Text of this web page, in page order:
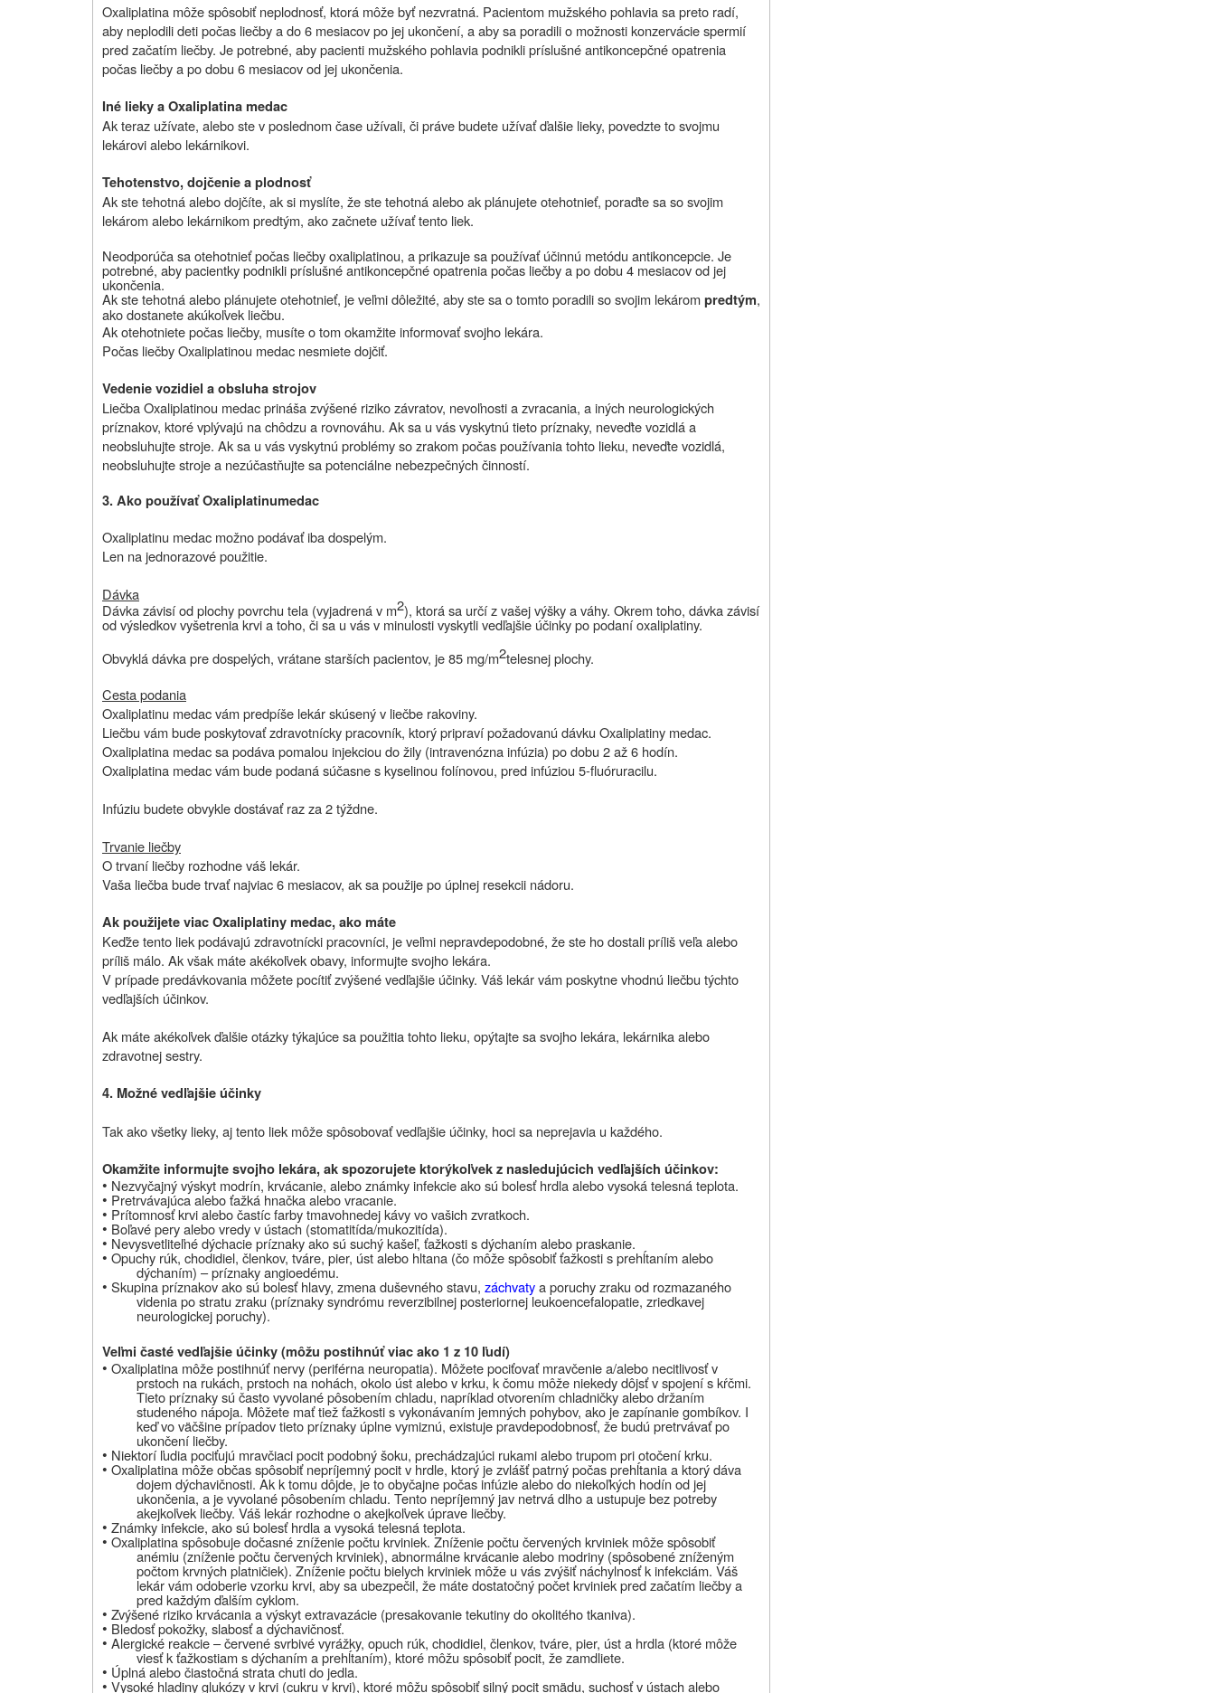
Oxaliplatina môže spôsobiť neplodnosť, ktorá môže byť nezvratná. Pacientom mužského pohlavia sa preto radí,
aby neplodili deti počas liečby a do 6 mesiacov po jej ukončení, a aby sa poradili o možnosti konzervácie spermií
pred začatím liečby. Je potrebné, aby pacienti mužského pohlavia podnikli príslušné antikoncepčné opatrenia
počas liečby a po dobu 6 mesiacov od jej ukončenia.
Iné lieky a Oxaliplatina medac
Ak teraz užívate, alebo ste v poslednom čase užívali, či práve budete užívať ďalšie lieky, povedzte to svojmu
lekárovi alebo lekárnikovi.
Tehotenstvo, dojčenie a plodnosť
Ak ste tehotná alebo dojčíte, ak si myslíte, že ste tehotná alebo ak plánujete otehotnieť, poraďte sa so svojim
lekárom alebo lekárnikom predtým, ako začnete užívať tento liek.
Neodporúča sa otehotnieť počas liečby oxaliplatinou, a prikazuje sa používať účinnú metódu antikoncepcie. Je
potrebné, aby pacientky podnikli príslušné antikoncepčné opatrenia počas liečby apo dobu 4 mesiacov od jej
ukončenia.
Ak ste tehotná alebo plánujete otehotnieť, je veľmi dôležité, aby ste sa o tomto poradili so svojim lekárompredtým,
ako dostanete akúkoľvek liečbu.
Ak otehotniete počas liečby, musíte o tom okamžite informovať svojho lekára.
Počas liečby Oxaliplatinou medac nesmiete dojčiť.
Vedenie vozidiel a obsluha strojov
Liečba Oxaliplatinou medac prináša zvýšené riziko závratov, nevoľnosti a zvracania, a iných neurologických
príznakov, ktoré vplývajú na chôdzu a rovnováhu. Ak sa u vás vyskytnú tieto príznaky, neveďte vozidlá a
neobsluhujte stroje. Ak sa u vás vyskytnú problémy so zrakom počas používania tohto lieku, neveďte vozidlá,
neobsluhujte stroje a nezúčastňujte sa potenciálne nebezpečných činností.
3.Ako používať Oxaliplatinumedac
Oxaliplatinu medac možno podávať iba dospelým.
Len na jednorazové použitie.
Dávka
Dávka závisí od plochy povrchu tela (vyjadrená v m2), ktorá sa určí z vašej výšky a váhy. Okrem toho, dávka závisí
od výsledkov vyšetrenia krvi a toho, či sa u vás v minulosti vyskytli vedľajšie účinky po podaní oxaliplatiny.
Obvyklá dávka pre dospelých, vrátane starších pacientov, je 85 mg/m2telesnej plochy.
Cesta podania
Oxaliplatinu medac vám predpíše lekár skúsený v liečbe rakoviny.
Liečbu vám bude poskytovať zdravotnícky pracovník, ktorý pripraví požadovanú dávku Oxaliplatiny medac.
Oxaliplatina medac sa podáva pomalou injekciou do žily (intravenózna infúzia) po dobu 2 až 6 hodín.
Oxaliplatina medac vám bude podaná súčasne s kyselinou folínovou, pred infúziou 5-fluóruracilu.
Infúziu budete obvykle dostávať raz za 2 týždne.
Trvanie liečby
O trvaní liečby rozhodne váš lekár.
Vaša liečba bude trvať najviac 6 mesiacov, ak sa použije po úplnej resekcii nádoru.
Ak použijete viac Oxaliplatiny medac, ako máte
Keďže tento liek podávajú zdravotnícki pracovníci, je veľmi nepravdepodobné, že ste ho dostali príliš veľa alebo
príliš málo. Ak však máte akékoľvek obavy, informujte svojho lekára.
V prípade predávkovania môžete pocítiť zvýšené vedľajšie účinky. Váš lekár vám poskytne vhodnú liečbu týchto
vedľajších účinkov.
Ak máte akékoľvek ďalšie otázky týkajúce sa použitia tohto lieku, opýtajte sa svojho lekára, lekárnika alebo
zdravotnej sestry.
4. Možné vedľajšie účinky
Tak ako všetky lieky, aj tento liek môže spôsobovať vedľajšie účinky, hoci sa neprejavia u každého.
Okamžite informujte svojho lekára, ak spozorujete ktorýkoľvek z nasledujúcich vedľajších účinkov:
• Nezvyčajný výskyt modrín, krvácanie, alebo známky infekcie ako sú bolesť hrdla alebo vysoká telesná teplota.
• Pretrvávajúca alebo ťažká hnačka alebo vracanie.
• Prítomnosť krvi alebo častíc farby tmavohnedej kávy vo vašich zvratkoch.
• Boľavé pery alebo vredy v ústach (stomatitída/mukozitída).
• Nevysvetliteľné dýchacie príznaky ako sú suchý kašeľ, ťažkosti s dýchaním alebo praskanie.
• Opuchy rúk, chodidiel, členkov, tváre, pier, úst alebo hltana (čo môže spôsobiť ťažkosti s prehĺtaním alebo
dýchaním) – príznaky angioedému.
• Skupina príznakov ako sú bolesť hlavy, zmena duševného stavu, záchvatya poruchy zraku od rozmazaného
videnia po stratu zraku (príznaky syndrómu reverzibilnej posteriornej leukoencefalopatie, zriedkavej
neurologickej poruchy).
Veľmi časté vedľajšie účinky (môžu postihnúť viac ako 1 z 10 ľudí)
• Oxaliplatina môže postihnúť nervy (periférna neuropatia). Môžete pociťovať mravčenie a/alebo necitlivosť v
prstoch na rukách, prstoch na nohách, okolo úst alebo v krku, k čomu môže niekedy dôjsť v spojení s kŕčmi.
Tieto príznaky sú často vyvolané pôsobením chladu, napríklad otvorením chladničky alebo držaním
studeného nápoja. Môžete mať tiež ťažkosti s vykonávaním jemných pohybov, ako je zapínanie gombíkov. I
keď vo väčšine prípadov tieto príznaky úplne vymiznú, existuje pravdepodobnosť, že budú pretrvávať po
ukončení liečby.
• Niektorí ľudia pociťujú mravčiaci pocit podobný šoku, prechádzajúci rukami alebo trupom pri otočení krku.
• Oxaliplatina môže občas spôsobiť nepríjemný pocit v hrdle, ktorý je zvlášť patrný počas prehĺtania a ktorý dáva
dojem dýchavičnosti. Ak k tomu dôjde, je to obyčajne počas infúzie alebo do niekoľkých hodín od jej
ukončenia, a je vyvolané pôsobením chladu. Tento nepríjemný jav netrvá dlho a ustupuje bez potreby
akejkoľvek liečby. Váš lekár rozhodne o akejkoľvek úprave liečby.
• Známky infekcie, ako sú bolesť hrdla a vysoká telesná teplota.
• Oxaliplatina spôsobuje dočasné zníženie počtu krviniek. Zníženie počtu červených krviniek môže spôsobiť
anémiu (zníženie počtu červených krviniek), abnormálne krvácanie alebo modriny (spôsobené zníženým
počtom krvných platničiek). Zníženie počtu bielych krviniek môže u vás zvýšiť náchylnosť k infekciám. Váš
lekár vám odoberie vzorku krvi, aby sa ubezpečil, že máte dostatočný počet krviniek pred začatím liečby a
pred každým ďalším cyklom.
• Zvýšené riziko krvácania a výskyt extravazácie (presakovanie tekutiny do okolitého tkaniva).
• Bledosť pokožky, slabosť a dýchavičnosť.
• Alergické reakcie – červené svrbivé vyrážky, opuch rúk, chodidiel, členkov, tváre, pier, úst a hrdla (ktoré môže
viesť k ťažkostiam s dýchaním a prehĺtaním), ktoré môžu spôsobiť pocit, že zamdliete.
• Úplná alebo čiastočná strata chuti do jedla.
• Vysoké hladiny glukózy v krvi (cukru v krvi), ktoré môžu spôsobiť silný pocit smädu, suchosť v ústach alebo